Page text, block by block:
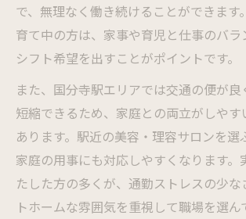
で、無理なく働き続けることができます
育て中の方は、家事や育児と仕事のバラ
シフト希望を出すことがポイントです。
また、国分寺駅エリアでは交通の便が良
短縮できるため、家庭との両立がしや
あります。駅近の美容・理容サロンを選
家庭の用事にも対応しやすくなります。
たした方の多くが、通勤ストレスの少な
トホームな雰囲気を重視して職場を選ん